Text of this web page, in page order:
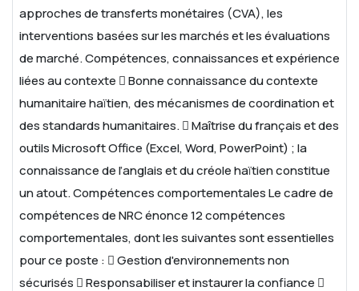
approches de transferts monétaires (CVA), les
interventions basées sur les marchés et les évaluations
de marché.Compétences, connaissances et expérience
liées au contexte  Bonne connaissance du contexte
humanitaire haïtien, des mécanismes de coordination et
des standards humanitaires. Maîtrise du français et des
outils Microsoft Office (Excel, Word, PowerPoint) ; la
connaissance de l’anglais et du créole haïtien constitue
un atout.Compétences comportementalesLe cadre de
compétences de NRC énonce 12 compétences
comportementales, dont les suivantes sont essentielles
pour ce poste :  Gestion d'environnements non
sécurisés  Responsabiliser et instaurer la confiance 